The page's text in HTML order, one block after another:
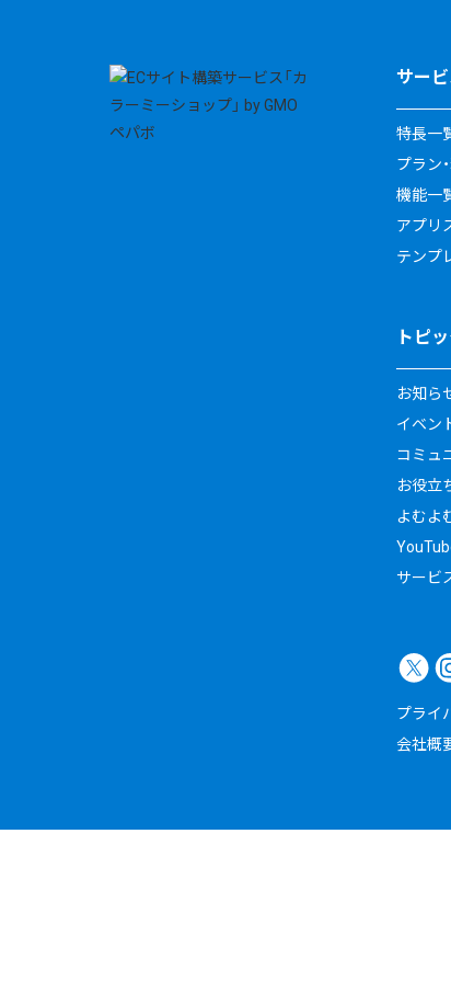
サー
特長一
プラン
機能一
アプリ
テンプ
トピ
お知ら
イベン
コミュ
お役立
よむよ
サービ
プライ
会社概